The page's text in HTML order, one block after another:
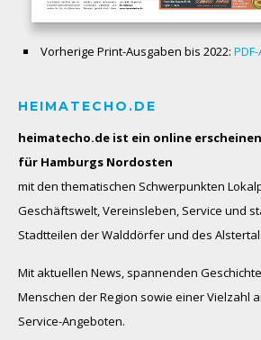
Vorherige Print-Ausgaben bis 2022:
HEIMATECHO.DE
heimatecho.de ist ein online
für Hamburgs Nordosten
mit den thematischen Schwerpunkten
Geschäftswelt, Vereinsleben, Service und
Stadtteilen der Walddörfer und des
Mit aktuellen News, spannenden
Menschen der Region sowie einer Vielzahl
Service-Angeboten.